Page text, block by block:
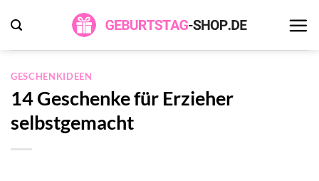
Inhalt
springen
GESCHENKIDEEN
14 Geschenke für Erzieher
selbstgemacht